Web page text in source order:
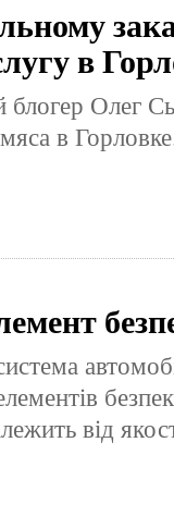
в
блогер Олег
в
від